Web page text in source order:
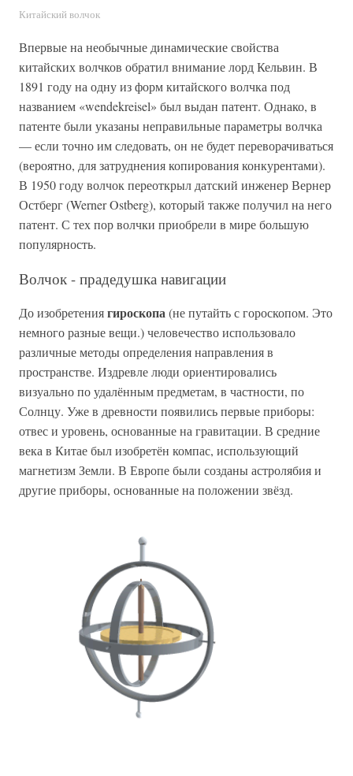
Китайский волчок
Впервые на необычные динамические свойства
китайских волчков обратил внимание лорд Кельвин. В
1891 году на одну из форм китайского волчка под
названием «wendekreisel» был выдан патент. Однако, в
патенте были указаны неправильные параметры волчка
— если точно им следовать, он не будет переворачиваться
(вероятно, для затруднения копирования конкурентами).
В 1950 году волчок переоткрыл датский инженер Вернер
Остберг (Werner Ostberg), который также получил на него
патент. С тех пор волчки приобрели в мире большую
популярность.
Волчок - прадедушка навигации
До изобретениягироскопа(не путайть с гороскопом. Это
немного разные вещи.) человечество использовало
различные методы определения направления в
пространстве. Издревле люди ориентировались
визуально по удалённым предметам, в частности, по
Солнцу. Уже в древности появились первые приборы:
отвес и уровень, основанные на гравитации. В средние
века в Китае был изобретён компас, использующий
магнетизм Земли. В Европе были созданы астролябия и
другие приборы, основанные на положении звёзд.